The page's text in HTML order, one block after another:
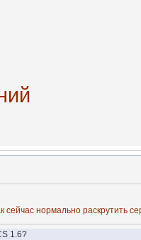
сейчас нормально раскрутить
1.6?